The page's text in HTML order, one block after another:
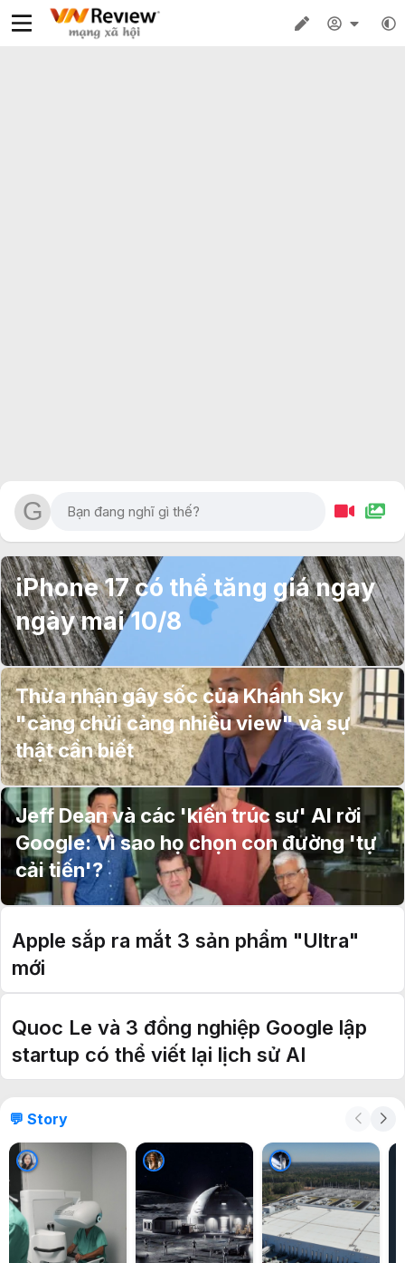
iPhone 17 có thể tăng giá ngay
ngày mai 10/8
Thừa nhận gây sốc của Khánh Sky
"càng chửi càng nhiều view" và sự
thật cần biết
Jeff Dean và các 'kiến trúc sư' AI rời
Google: Vì sao họ chọn con đường 'tự
cải tiến'?
Apple sắp ra mắt 3 sản phẩm "Ultra"
mới
Quoc Le và 3 đồng nghiệp Google lập
startup có thể viết lại lịch sử AI
💬 Story